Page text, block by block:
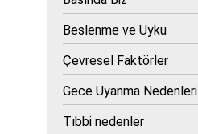
Beslenme ve Uyku
Çevresel Faktörler
Gece Uyanma Nedenleri
Tıbbi nedenler